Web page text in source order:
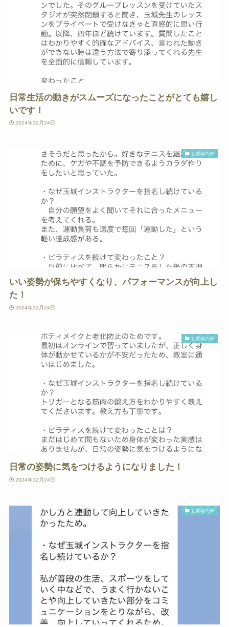
日常生活の動きがスムーズになったことがとても嬉し
いです！
2024年12月24日
お客様の声
いい姿勢が保ちやすくなり、パフォーマンスが向上し
た！
2024年12月24日
お客様の声
日常の姿勢に気をつけるようになりました！
2024年12月24日
お客様の声